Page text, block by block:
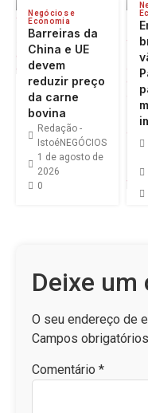
Negócios e
Economia
Barreiras da
China e UE
devem
reduzir preço
da carne
bovina
Redação -
IstoéNEGÓCIOS
1 de agosto de
2026
0
Deixe
O seu endereço de
Campos
Comentário *